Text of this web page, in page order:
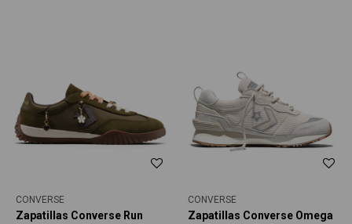
CONVERSE
Zapatillas Converse Run
CONVERSE
Zapatillas Converse Omega